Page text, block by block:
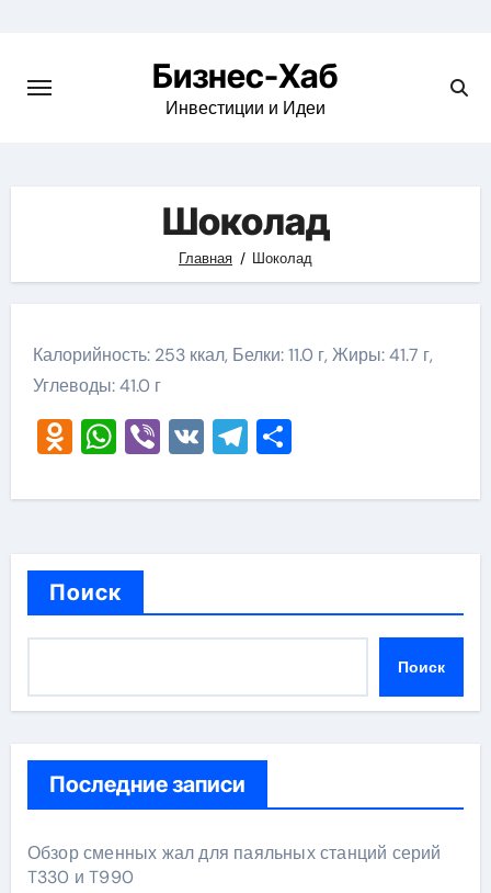
content
Бизнес-Хаб
Инвестиции и Идеи
Шоколад
Главная Шоколад
Калорийность: 253 ккал, Белки: 11.0 г, Жиры: 41.7 г,
Углеводы: 41.0 г
Odnoklassniki
WhatsApp
Viber
VKTelegram
Отправить
Поиск
Поиск
Последние записи
Обзор сменных жал для паяльных станций серий
T330 и T990